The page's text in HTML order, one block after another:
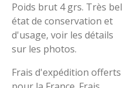
Poids brut 4 grs. Très bel
état de conservation et
d'usage, voir les détails
sur les photos.
Frais d'expédition offerts